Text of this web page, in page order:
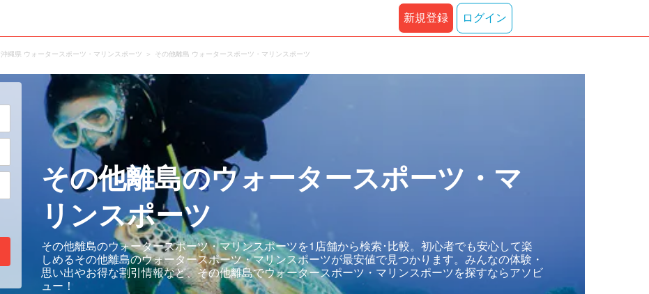
新規登録 ログイン
沖縄県 ウォータースポーツ・マリンスポーツ その他離島 ウォータースポーツ・マリンスポーツ
その他離島のウォータースポーツ・マ
リンスポーツ
その他離島のウォータースポーツ・マリンスポーツを1店舗から検索･比較。初心者でも安心して楽
しめるその他離島のウォータースポーツ・マリンスポーツが最安値で見つかります。みんなの体験・
思い出やお得な割引情報など、その他離島でウォータースポーツ・マリンスポーツを探すならアソビ
ュー！